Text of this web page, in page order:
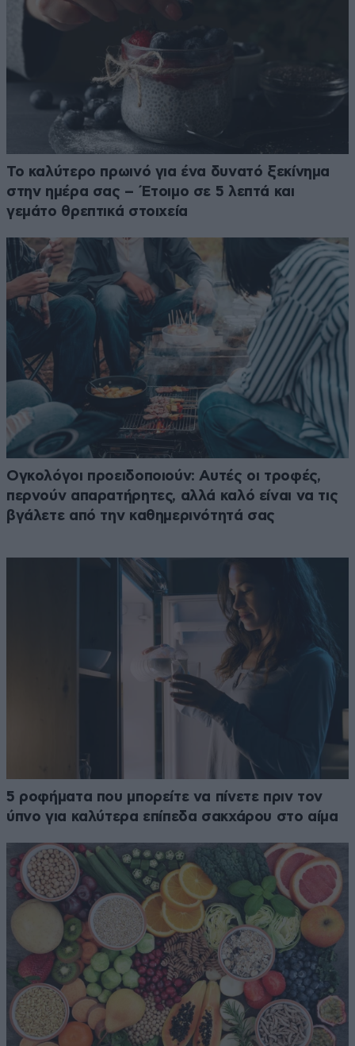
Το καλύτερο πρωινό για ένα δυνατό ξεκίνημα
στην ημέρα σας – Έτοιμο σε 5 λεπτά και
γεμάτο θρεπτικά στοιχεία
Ογκολόγοι προειδοποιούν: Αυτές οι τροφές,
περνούν απαρατήρητες, αλλά καλό είναι να τις
βγάλετε από την καθημερινότητά σας
5 ροφήματα που μπορείτε να πίνετε πριν τον
ύπνο για καλύτερα επίπεδα σακχάρου στο αίμα